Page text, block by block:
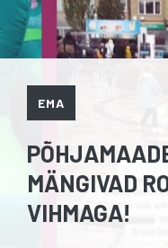
EMA
MÄNGIVAD
VIHMAGA!